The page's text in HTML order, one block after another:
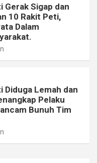
Gerak Sigap dan
10 Rakit Peti,
Dalam
Diduga Lemah dan
Pelaku
Bunuh Tim